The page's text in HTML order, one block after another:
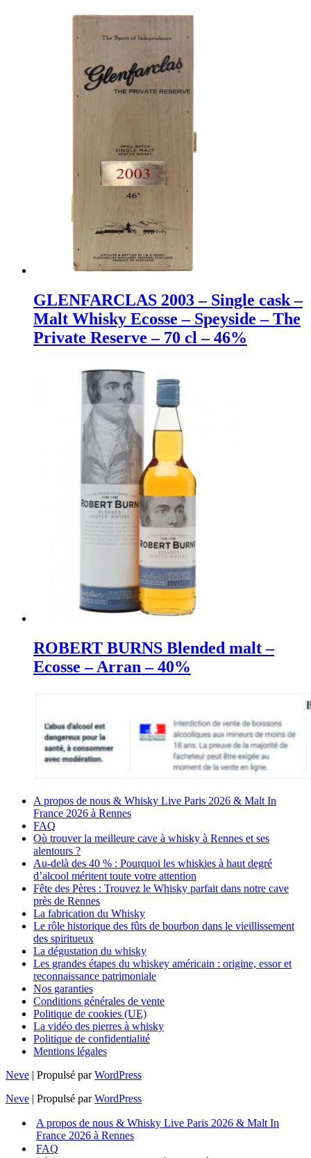
GLENFARCLAS 2003 – Single cask –
Malt Whisky Ecosse – Speyside – The
Private Reserve – 70 cl – 46%
ROBERT BURNS Blended malt –
Ecosse – Arran – 40%
A propos de nous & Whisky Live Paris 2026 & Malt In
France 2026 à Rennes
FAQ
Où trouver la meilleure cave à whisky à Rennes et ses
alentours ?
Au-delà des 40 % : Pourquoi les whiskies à haut degré
d’alcool méritent toute votre attention
Fête des Pères : Trouvez le Whisky parfait dans notre cave
près de Rennes
La fabrication du Whisky
Le rôle historique des fûts de bourbon dans le vieillissement
des spiritueux
La dégustation du whisky
Les grandes étapes du whiskey américain : origine, essor et
reconnaissance patrimoniale
Nos garanties
Conditions générales de vente
Politique de cookies (UE)
La vidéo des pierres à whisky
Politique de confidentialité
Mentions légales
Neve | Propulsé parWordPress
Neve | Propulsé parWordPress
A propos de nous & Whisky Live Paris 2026 & Malt In
France 2026 à Rennes
FAQ